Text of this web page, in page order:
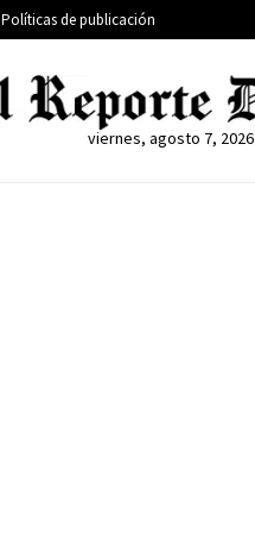
Políticas de publicación
viernes, agosto 7, 2026